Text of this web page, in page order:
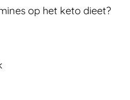
op het keto dieet?